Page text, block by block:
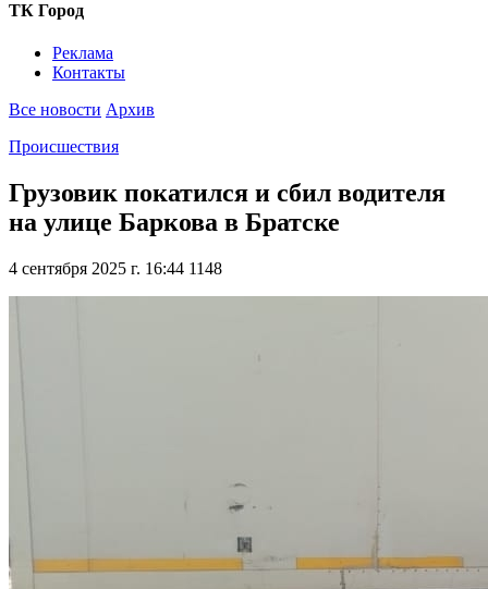
ТК Город
Реклама
Контакты
Все новости Архив
Происшествия
Грузовик покатился и сбил водителя
на улице Баркова в Братске
4 сентября 2025 г. 16:44 1148